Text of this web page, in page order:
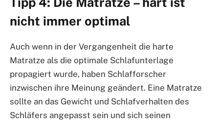
nicht immer optimal
Auch wenn in der Vergangenheit die harte
Matratze als die optimale Schlafunterlage
propagiert wurde, haben Schlafforscher
inzwischen ihre Meinung geändert. Eine Matratze
sollte an das Gewicht und Schlafverhalten des
Schläfers angepasst sein und sich seinen